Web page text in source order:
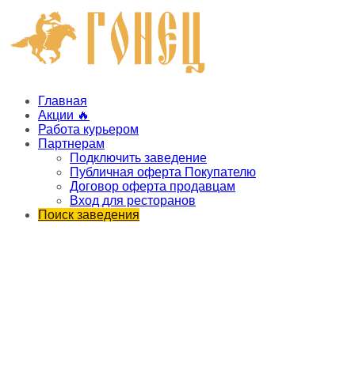
Главная
Акции 🔥
Работа курьером
Партнерам
Подключить заведение
Публичная оферта Покупателю
Договор оферта продавцам
Вход для ресторанов
Поиск заведения